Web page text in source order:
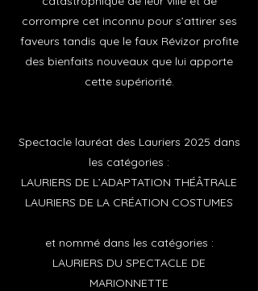
corrompre cet inconnu pour s’attirer ses
faveurs tandis que le faux Révizor profite
des bienfaits nouveaux que lui apporte
cette supériorité.
Spectacle lauréat des Lauriers 2025 dans
les catégories :
LAURIERS DE L’ADAPTATION THÉÂTRALE
LAURIERS DE LA CRÉATION COSTUMES
et nommé dans les catégories :
LAURIERS DU SPECTACLE DE
MARIONNETTE